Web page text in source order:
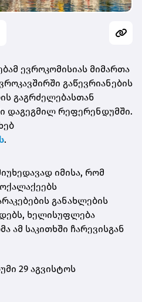
ევროკომისიას მიმართა
გაწევრიანების
გაგრძელებასთან
დაგეგმილ რეფერენდუმში.
.
იმისა, რომ
განახლების
ხელისუფლება
ამ საკითხში ჩარევისგან
29 აგვისტოს